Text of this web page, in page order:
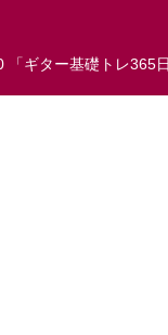
ギター基礎トレ365